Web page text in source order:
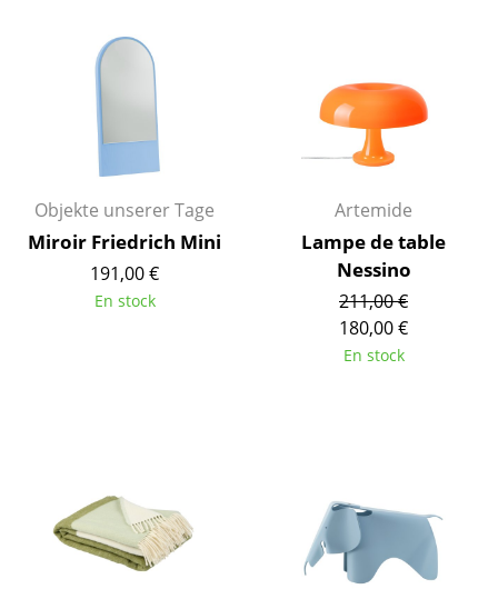
Figurines & Miniatures
Vases
Plateaux
Accessoires de bureau
Boîtes de rangement
Couvertures
Coussins
Maison
Objekte unserer Tage
Miroir Friedrich Mini
191,00 €
En stock
Artemide
Lampe de table
Nessino
211,00 €
180,00 €
En stock